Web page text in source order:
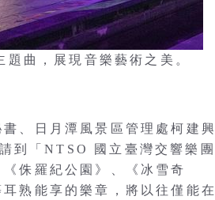
題曲，展現音樂藝術之美。
、日月潭風景區管理處柯建興
到「NTSO 國立臺灣交響樂團
侏羅紀公園》、《冰雪奇
熟能享的樂章，將以往僅能在